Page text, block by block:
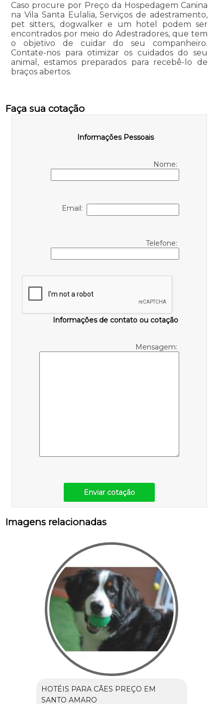
Caso procure por Preço da Hospedagem Canina
na Vila Santa Eulalia, Serviços de adestramento,
pet sitters, dogwalker e um hotel podem ser
encontrados por meio do Adestradores, que tem
o objetivo de cuidar do seu companheiro.
Contate-nos para otimizar os cuidados do seu
animal, estamos preparados para recebê-lo de
braços abertos.
Faça sua cotação
Informações Pessoais
Nome:
Email:
Telefone:
Informações de contato ou cotação
Mensagem:
Enviar cotação
Imagens relacionadas
HOTÉIS PARA CÃES PREÇO EM
SANTO AMARO